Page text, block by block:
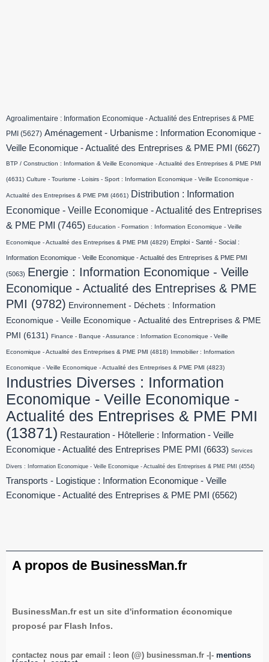
Agroalimentaire : Information Economique - Actualité des Entreprises & PME
PMI (5627) Aménagement - Urbanisme : Information Economique -
Veille Economique - Actualité des Entreprises & PME PMI
(6627)
BTP / Construction : Information & Veille Economique - Actualité des Entreprises & PME PMI
(4631) Culture - Tourisme - Loisirs - Sport : Information Economique - Veille Economique -
Actualité des Entreprises & PME PMI (4661) Distribution : Information
Economique - Veille Economique - Actualité des Entreprises
& PME PMI
(7465) Education - Formation : Information Economique - Veille
Economique - Actualité des Entreprises & PME PMI (4829) Emploi - Santé - Social :
Information Economique - Veille Economique - Actualité des Entreprises & PME PMI
(5063) Energie : Information Economique - Veille
Economique - Actualité des Entreprises & PME
PMI (9782) Environnement - Déchets : Information
Economique - Veille Economique - Actualité des Entreprises & PME
PMI
(6131) Finance - Banque - Assurance : Information Economique - Veille
Economique - Actualité des Entreprises & PME PMI (4818) Immobilier : Information
Economique - Veille Economique - Actualité des Entreprises & PME PMI (4823)
Industries Diverses : Information
Economique - Veille Economique -
Actualité des Entreprises & PME PMI
(13871) Restauration - Hôtellerie : Information - Veille
Economique - Actualité des Entreprises PME PMI
(6633) Services
Divers : Information Economique - Veille Economique - Actualité des Entreprises & PME PMI (4554)
Transports - Logistique : Information Economique - Veille
Economique - Actualité des Entreprises & PME PMI
(6562)
A propos de BusinessMan.fr
BusinessMan.fr est un site d'information économique
proposé par Flash Infos.
contactez nous par email : leon (@) businessman.fr -|- mentions